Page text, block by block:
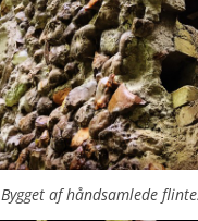
Bygget af håndsamlede